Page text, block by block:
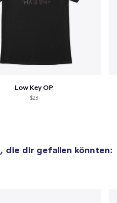
Low Key OP
$23
, die dir gefallen könnten: